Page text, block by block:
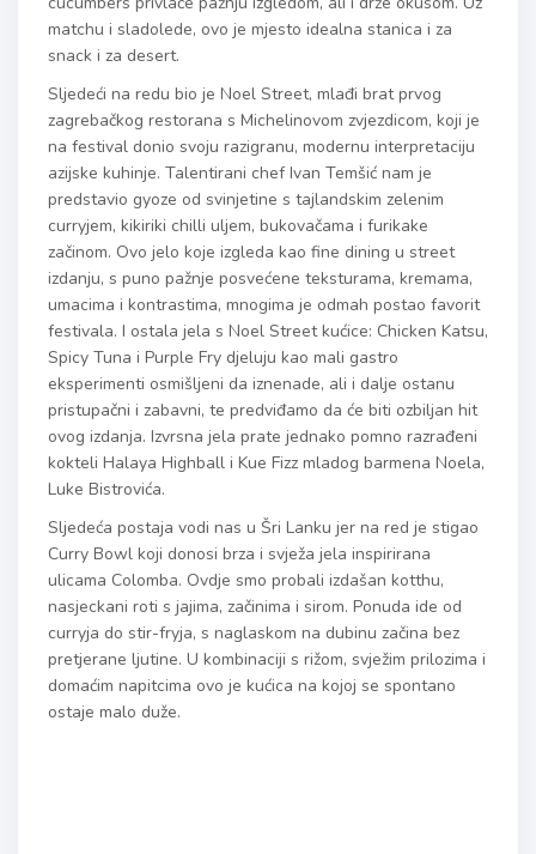
matchu i sladolede, ovo je mjesto idealna stanica i za
snack i za desert.
Sljedeći na redu bio je Noel Street, mlađi brat prvog
zagrebačkog restorana s Michelinovom zvjezdicom, koji je
na festival donio svoju razigranu, modernu interpretaciju
azijske kuhinje. Talentirani chef Ivan Temšić nam je
predstavio gyoze od svinjetine s tajlandskim zelenim
curryjem, kikiriki chilli uljem, bukovačama i furikake
začinom. Ovo jelo koje izgleda kao fine dining u street
izdanju, s puno pažnje posvećene teksturama, kremama,
umacima i kontrastima, mnogima je odmah postao favorit
festivala. I ostala jela s Noel Street kućice: Chicken Katsu,
Spicy Tuna i Purple Fry djeluju kao mali gastro
eksperimenti osmišljeni da iznenade, ali i dalje ostanu
pristupačni i zabavni, te predviđamo da će biti ozbiljan hit
ovog izdanja. Izvrsna jela prate jednako pomno razrađeni
kokteli Halaya Highball i Kue Fizz mladog barmena Noela,
Luke Bistrovića.
Sljedeća postaja vodi nas u Šri Lanku jer na red je stigao
Curry Bowl koji donosi brza i svježa jela inspirirana
ulicama Colomba. Ovdje smo probali izdašan kotthu,
nasjeckani roti s jajima, začinima i sirom. Ponuda ide od
curryja do stir-fryja, s naglaskom na dubinu začina bez
pretjerane ljutine. U kombinaciji s rižom, svježim prilozima i
domaćim napitcima ovo je kućica na kojoj se spontano
ostaje malo duže.